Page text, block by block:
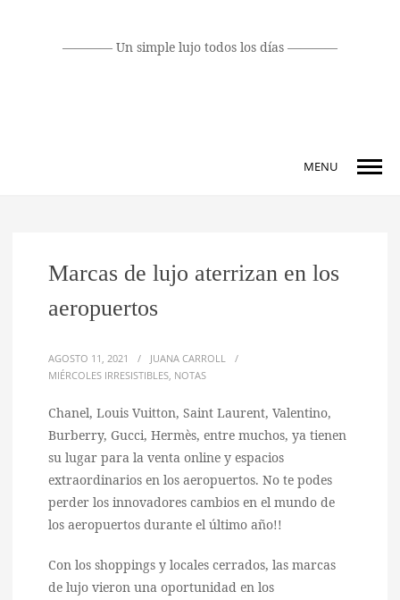
MENU
Marcas de lujo aterrizan en los
aeropuertos
AGOSTO 11, 2021 / JUANA CARROLL
/
MIÉRCOLES IRRESISTIBLES, NOTAS
Chanel, Louis Vuitton, Saint Laurent, Valentino,
Burberry, Gucci, Hermès, entre muchos, ya tienen
su lugar para la venta online y espacios
extraordinarios en los aeropuertos. No te podes
perder los innovadores cambios en el mundo de
los aeropuertos durante el último año!!
Con los shoppings y locales cerrados, las marcas
de lujo vieron una oportunidad en los